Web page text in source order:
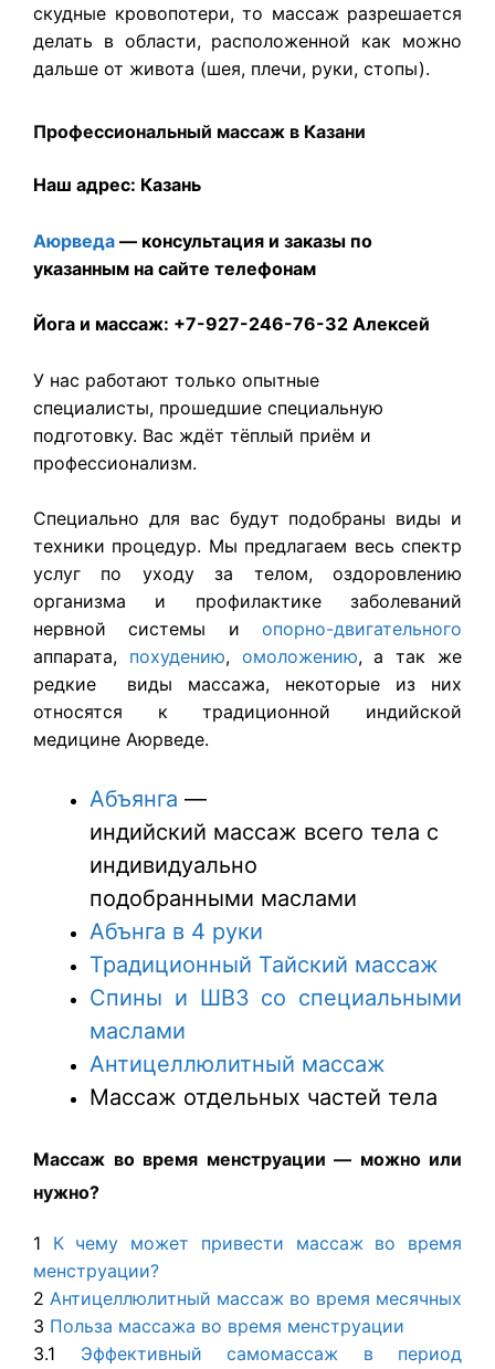
скудные кровопотери, то массаж разрешается
делать в области, расположенной как можно
дальше от живота (шея, плечи, руки, стопы).
Профессиональный массаж в Казани
Наш адрес: Казань
Аюрведа — консультация и заказы по
указанным на сайте телефонам
Йога и массаж: +7-927-246-76-32 Алексей
У нас работают только опытные
специалисты, прошедшие специальную
подготовку. Вас ждёт тёплый приём и
профессионализм.
Специально для вас будут подобраны виды и
техники процедур. Мы предлагаем весь спектр
услуг по уходу за телом, оздоровлению
организма и профилактике заболеваний
нервной системы и опорно-двигательного
аппарата, похудению, омоложению, а так же
редкие виды массажа, некоторые из них
относятся к традиционной индийской
медицине Аюрведе.
Абъянга —
индийский массаж всего тела с
индивидуально
подобранными маслами
Абънга в 4 руки
Традиционный Тайский массаж
Спины и ШВЗ со специальными
маслами
Антицеллюлитный массаж
Массаж отдельных частей тела
Массаж во время менструации — можно или
нужно?
1 К чему может привести массаж во время
менструации?
2 Антицеллюлитный массаж во время месячных
3 Польза массажа во время менструации
3.1 Эффективный самомассаж в период